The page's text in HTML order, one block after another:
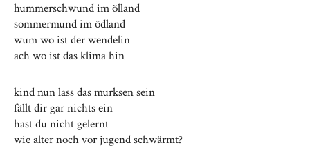
hummerschwund im ölland
sommermund im ödland
wum wo ist der wendelin
ach wo ist das klima hin
kind nun lass das murksen sein
fällt dir gar nichts ein
hast du nicht gelernt
wie alter noch vor jugend schwärmt?